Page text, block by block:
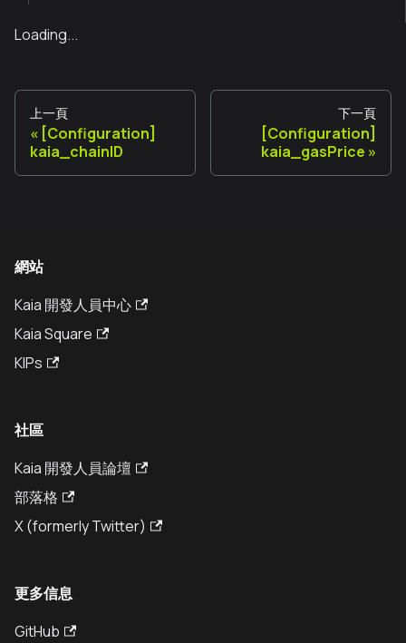
Loading...
上一頁
[Configuration]
kaia_chainID
下一頁
[Configuration]
kaia_gasPrice
網站
Kaia 開發人員中心
Kaia Square
KIPs
社區
Kaia 開發人員論壇
部落格
X (formerly Twitter)
更多信息
GitHub